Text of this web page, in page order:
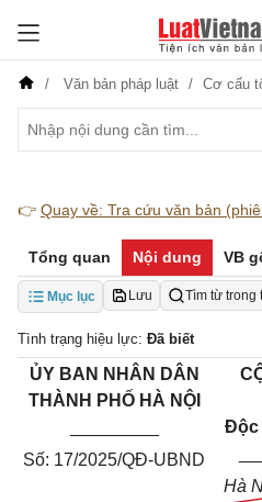
Văn bản pháp luật Cơ cấu
👉 Quay về: Tra cứu văn bản
Tổng quan Nội dung VB
Mục lục Lưu Tìm từ trong
Tình trạng hiệu lực: Đã biết
ỦY BAN NHÂN DÂN
THÀNH PHỐ HÀ NỘI
Số: 17/2025/QĐ-UBND
Độc
Hà